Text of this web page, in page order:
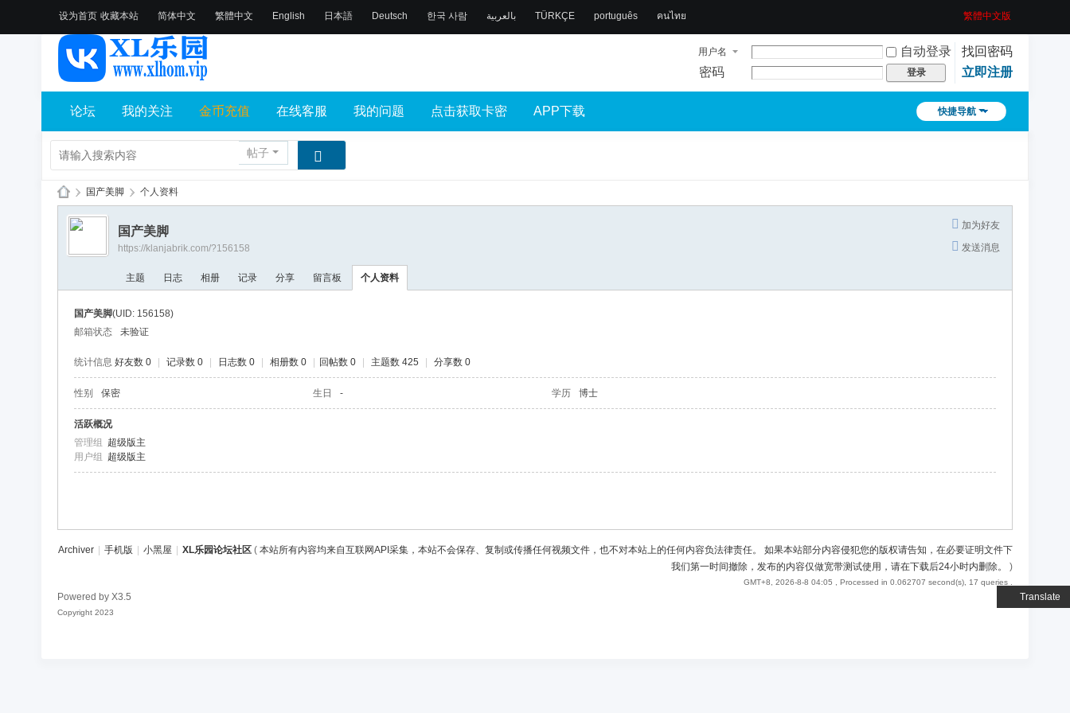
设为首页 收藏本站
Translate
简体中文 繁體中文 English 日本語 Deutsch 한국 사람 بالعربية TÜRKÇE português คนไทย 繁體中文版
用户名 自动登录
找回密码
密码
登录 立即注册
快捷导航
论坛 我的关注 金币充值 在线客服 我的问题 点击获取卡密 APP下载
帖子
X
乐
› 国产美脚 › 个人资料
加为好友
发送消息
国产美脚
https://klanjabrik.com/?156158
主题 日志 相册 记录 分享 留言板 个人资料
国产美脚(UID: 156158)
邮箱状态
未验证
统计信息 好友数 0 记录数 0 日志数 0 相册数 0 回帖数 0 主题数 425 分享数 0
性别 保密 生日 - 学历 博士
活跃概况
管理组 超级版主
用户组 超级版主
Archiver 手机版 小黑屋 XL乐园论坛社区 ( 本站所有内容均来自互联网API采集，本站不会保存、复制或传播任何视频文件，也不对本站上的任何内容负法律责任。 如果本站部分内容侵犯您的版权请告知，在必要证明文件下
我们第一时间撤除，发布的内容仅做宽带测试使用，请在下载后24小时内删除。
)
GMT+8, 2026-8-8 04:05 , Processed in 0.062707 second(s), 17 queries .
Powered by X3.5
Copyright 2023